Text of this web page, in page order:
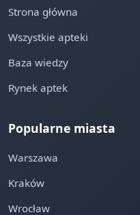
Strona główna
Wszystkie apteki
Baza wiedzy
Rynek aptek
Popularne miasta
Warszawa
Kraków
Wrocław